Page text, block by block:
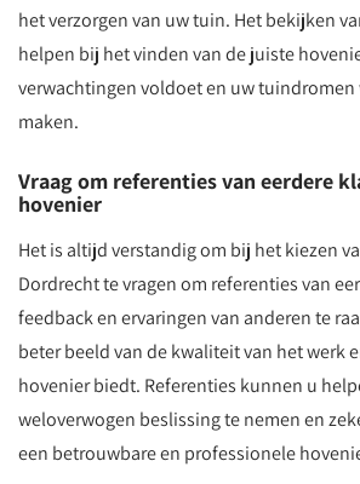
het verzorgen van uw tuin. Het bekijken
helpen bij het vinden van de juiste
verwachtingen voldoet en uw
maken.
Vraag om referenties van eerdere
hovenier
Het is altijd verstandig om bij het kiezen
Dordrecht te vragen om referenties van
feedback en ervaringen van anderen te
beter beeld van de kwaliteit van het werk
hovenier biedt. Referenties kunnen u
weloverwogen beslissing te nemen en
een betrouwbare en professionele